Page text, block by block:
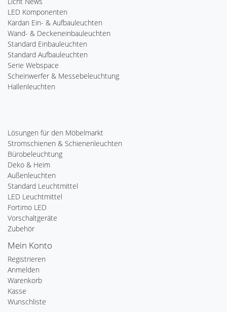
LED Komponenten
Kardan Ein- & Aufbauleuchten
Wand- & Deckeneinbauleuchten
Standard Einbauleuchten
Standard Aufbauleuchten
Serie Webspace
Scheinwerfer & Messebeleuchtung
Hallenleuchten
Lösungen für den Möbelmarkt
Stromschienen & Schienenleuchten
Bürobeleuchtung
Deko & Heim
Außenleuchten
Standard Leuchtmittel
LED Leuchtmittel
Fortimo LED
Vorschaltgeräte
Zubehör
Mein Konto
Registrieren
Anmelden
Warenkorb
Kasse
Wunschliste